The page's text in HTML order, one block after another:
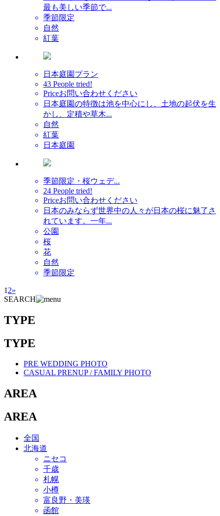
最も美しい季節で...
季節限定
自然
紅葉
日本庭園プラン
43 People tried!
Priceお問い合わせください
日本庭園の特徴は池を中心にし、土地の起伏を生
かし、定積や草木...
自然
紅葉
日本庭園
季節限定・桜ウェデ...
24 People tried!
Priceお問い合わせください
日本のみならず世界中の人々が日本の桜に魅了さ
れています。一年...
公園
桜
花
自然
季節限定
1 2»
SEARCH
TYPE
TYPE
PRE WEDDING PHOTO
CASUAL PRENUP / FAMILY PHOTO
AREA
AREA
全国
北海道
ニセコ
千歳
札幌
小樽
富良野・美瑛
函館